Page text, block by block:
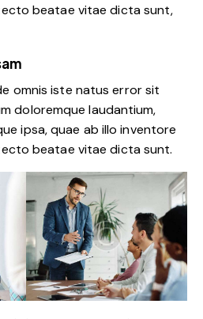
beatae vitae dicta sunt,
omnis iste natus error sit
doloremque laudantium,
ipsa, quae ab illo inventore
beatae vitae dicta sunt.